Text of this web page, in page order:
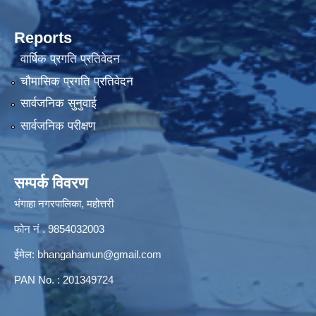
Reports
वार्षिक प्रगति प्रतिवेदन
चौमासिक प्रगति प्रतिवेदन
सार्वजनिक सुनुवाई
सार्वजनिक परीक्षण
सम्पर्क विवरण
भंगाहा नगरपालिका, महोत्तरी
फोन नं . 9854032003
ईमेल: bhangahamun@gmail.com
PAN No. : 201349724